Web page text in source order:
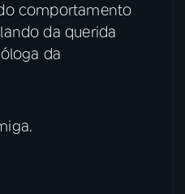
comportamento
da querida
da